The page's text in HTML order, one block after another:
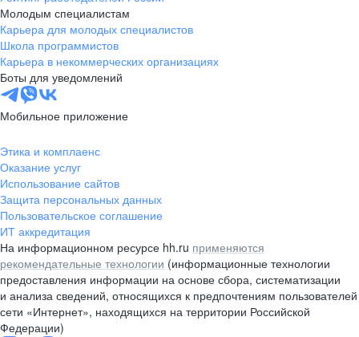
Молодым специалистам
Карьера для молодых специалистов
Школа программистов
Карьера в некоммерческих организациях
Боты для уведомлений
Мобильное приложение
Этика и комплаенс
Оказание услуг
Использование сайтов
Защита персональных данных
Пользовательское соглашение
ИТ аккредитация
На информационном ресурсе hh.ru применяются
рекомендательные технологии (информационные технологии
предоставления информации на основе сбора, систематизации
и анализа сведений, относящихся к предпочтениям пользователей
сети «Интернет», находящихся на территории Российской
Федерации)